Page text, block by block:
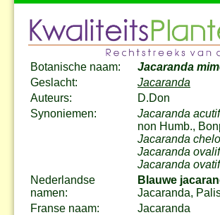
Botanische naam:
Jacaranda
Geslacht:
Jacaranda
Auteurs:
D.Don
Synoniemen:
Jacaranda
non Humb.,
Jacaranda
Jacaranda
Jacaranda
Nederlandse
namen:
Blauwe
Jacaranda,
Franse naam:
Jacaranda